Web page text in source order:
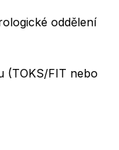
oddělení
(TOKS/FIT nebo